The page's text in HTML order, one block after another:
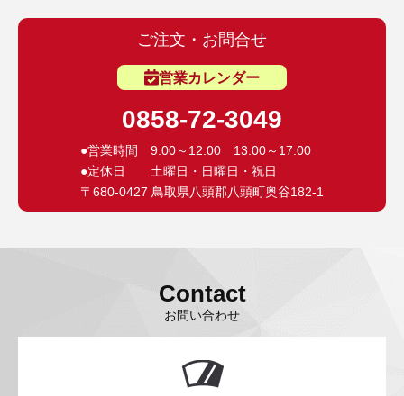
ご注文・お問合せ
営業カレンダー
0858-72-3049
●営業時間 9:00～12:00 13:00～17:00
●定休日 土曜日・日曜日・祝日
〒680-0427 鳥取県八頭郡八頭町奥谷182-1
Contact
お問い合わせ